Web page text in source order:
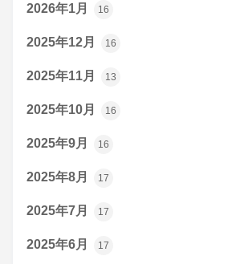
2026年1月 16
2025年12月 16
2025年11月 13
2025年10月 16
2025年9月 16
2025年8月 17
2025年7月 17
2025年6月 17